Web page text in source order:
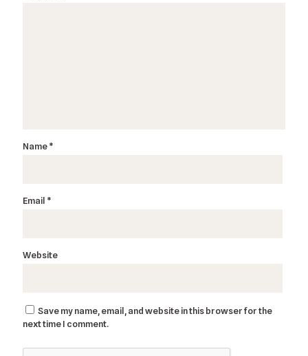
Name*
Email *
Website
Save my name, email, and website in this browser for the
next time I comment.